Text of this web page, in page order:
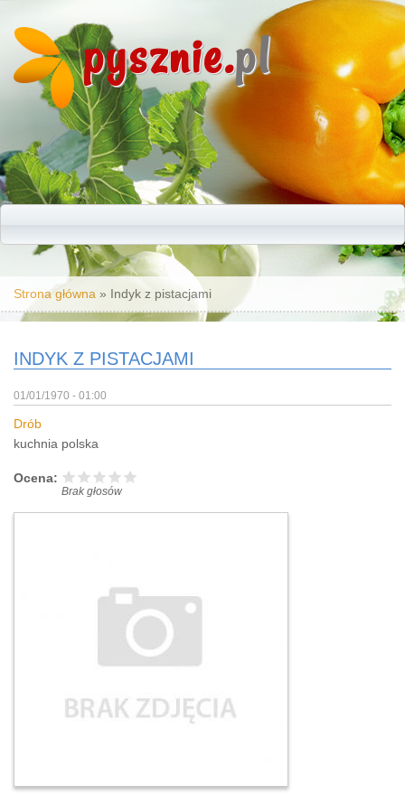
pysznie.pl
Jesteś tutaj
Strona główna » Indyk z pistacjami
INDYK Z PISTACJAMI
01/01/1970 - 01:00
Drób
kuchnia polska
Ocena:
Brak głosów